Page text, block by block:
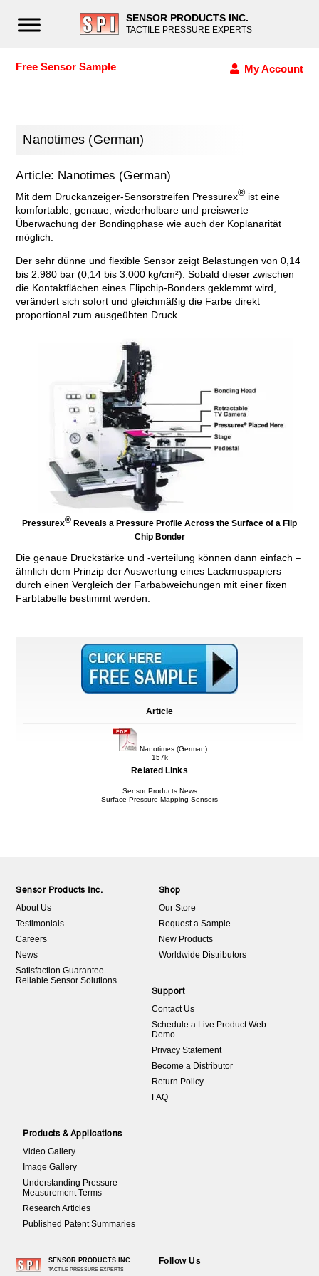
SENSOR PRODUCTS INC.
TACTILE PRESSURE EXPERTS
Free Sensor Sample My Account
Nanotimes (German)
Article
Nanotimes (German)
157k
Related Links
Sensor Products News
Surface Pressure Mapping Sensors
Article: Nanotimes (German)
Mit dem Druckanzeiger-Sensorstreifen Pressurex® ist eine
komfortable, genaue, wiederholbare und preiswerte
Überwachung der Bondingphase wie auch der Koplanarität
möglich.
Der sehr dünne und flexible Sensor zeigt Belastungen von 0,14
bis 2.980 bar (0,14 bis 3.000 kg/cm²). Sobald dieser zwischen
die Kontaktflächen eines Flipchip-Bonders geklemmt wird,
verändert sich sofort und gleichmäßig die Farbe direkt
proportional zum ausgeübten Druck.
Pressurex® Reveals a Pressure Profile Across the Surface of a Flip
Chip Bonder
Die genaue Druckstärke und -verteilung können dann einfach –
ähnlich dem Prinzip der Auswertung eines Lackmuspapiers –
durch einen Vergleich der Farbabweichungen mit einer fixen
Farbtabelle bestimmt werden.
Sensor Products Inc.
About Us
Testimonials
Careers
News
Satisfaction Guarantee –
Reliable Sensor Solutions
Shop
Our Store
Request a Sample
New Products
Worldwide Distributors
Support
Contact Us
Schedule a Live Product Web
Demo
Privacy Statement
Become a Distributor
Return Policy
FAQ
Products & Applications
Video Gallery
Image Gallery
Understanding Pressure
Measurement Terms
Research Articles
Published Patent Summaries
SENSOR PRODUCTS INC.
TACTILE PRESSURE EXPERTS
Follow Us